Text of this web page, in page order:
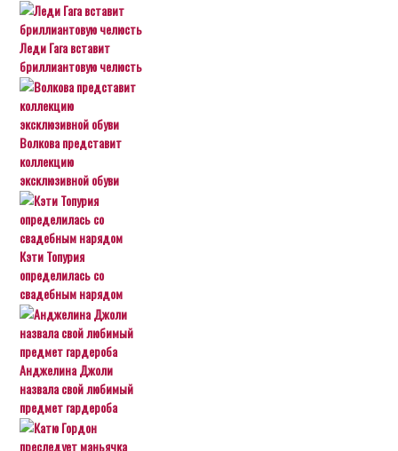
Леди Гага вставит
бриллиантовую челюсть
Волкова представит
коллекцию
эксклюзивной обуви
Кэти Топурия
определилась со
свадебным нарядом
Анджелина Джоли
назвала свой любимый
предмет гардероба